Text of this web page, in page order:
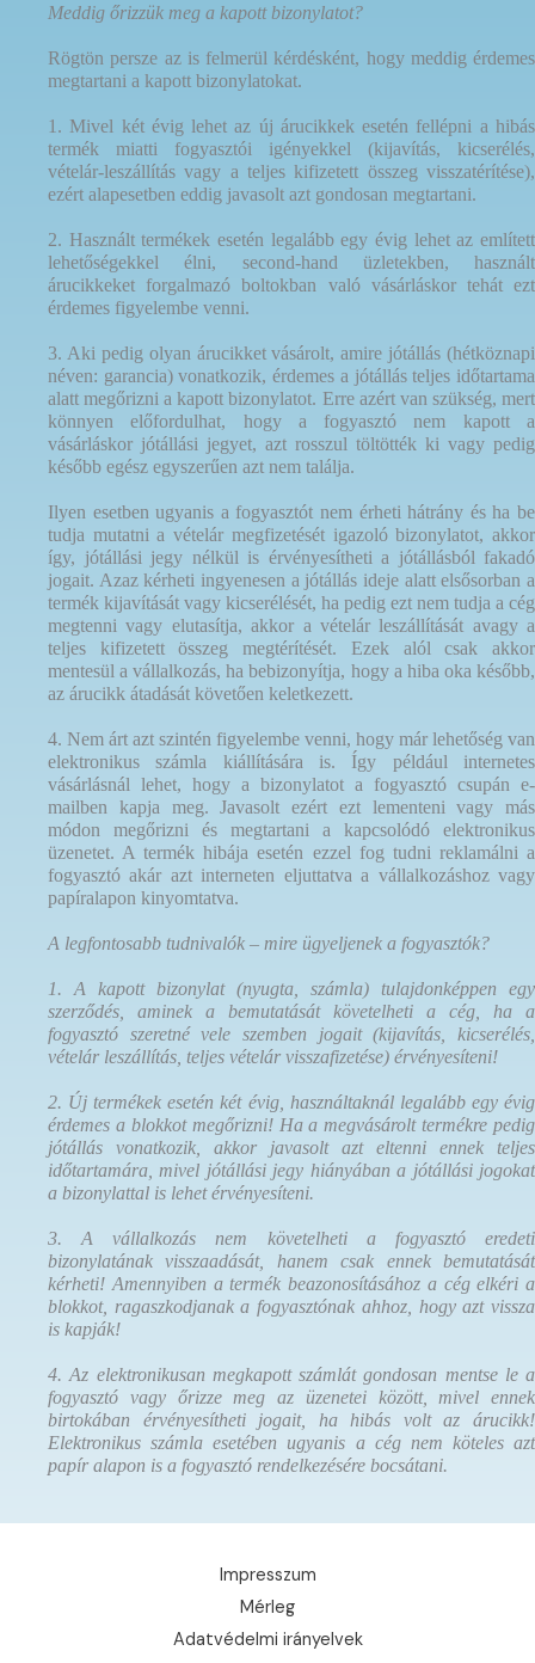
Meddig őrizzük meg a kapott bizonylatot?
Rögtön persze az is felmerül kérdésként, hogy meddig érdemes
megtartani a kapott bizonylatokat.
1. Mivel két évig lehet az új árucikkek esetén fellépni a hibás
termék miatti fogyasztói igényekkel (kijavítás, kicserélés,
vételár-leszállítás vagy a teljes kifizetett összeg visszatérítése),
ezért alapesetben eddig javasolt azt gondosan megtartani.
2. Használt termékek esetén legalább egy évig lehet az említett
lehetőségekkel élni, second-hand üzletekben, használt
árucikkeket forgalmazó boltokban való vásárláskor tehát ezt
érdemes figyelembe venni.
3. Aki pedig olyan árucikket vásárolt, amire jótállás (hétköznapi
néven: garancia) vonatkozik, érdemes a jótállás teljes időtartama
alatt megőrizni a kapott bizonylatot. Erre azért van szükség, mert
könnyen előfordulhat, hogy a fogyasztó nem kapott a
vásárláskor jótállási jegyet, azt rosszul töltötték ki vagy pedig
később egész egyszerűen azt nem találja.
Ilyen esetben ugyanis a fogyasztót nem érheti hátrány és ha be
tudja mutatni a vételár megfizetését igazoló bizonylatot, akkor
így, jótállási jegy nélkül is érvényesítheti a jótállásból fakadó
jogait. Azaz kérheti ingyenesen a jótállás ideje alatt elsősorban a
termék kijavítását vagy kicserélését, ha pedig ezt nem tudja a cég
megtenni vagy elutasítja, akkor a vételár leszállítását avagy a
teljes kifizetett összeg megtérítését. Ezek alól csak akkor
mentesül a vállalkozás, ha bebizonyítja, hogy a hiba oka később,
az árucikk átadását követően keletkezett.
4. Nem árt azt szintén figyelembe venni, hogy már lehetőség van
elektronikus számla kiállítására is. Így például internetes
vásárlásnál lehet, hogy a bizonylatot a fogyasztó csupán e-
mailben kapja meg. Javasolt ezért ezt lementeni vagy más
módon megőrizni és megtartani a kapcsolódó elektronikus
üzenetet. A termék hibája esetén ezzel fog tudni reklamálni a
fogyasztó akár azt interneten eljuttatva a vállalkozáshoz vagy
papíralapon kinyomtatva.
A legfontosabb tudnivalók – mire ügyeljenek a fogyasztók?
1. A kapott bizonylat (nyugta, számla) tulajdonképpen egy
szerződés, aminek a bemutatását követelheti a cég, ha a
fogyasztó szeretné vele szemben jogait (kijavítás, kicserélés,
vételár leszállítás, teljes vételár visszafizetése) érvényesíteni!
2. Új termékek esetén két évig, használtaknál legalább egy évig
érdemes a blokkot megőrizni! Ha a megvásárolt termékre pedig
jótállás vonatkozik, akkor javasolt azt eltenni ennek teljes
időtartamára, mivel jótállási jegy hiányában a jótállási jogokat
a bizonylattal is lehet érvényesíteni.
3. A vállalkozás nem követelheti a fogyasztó eredeti
bizonylatának visszaadását, hanem csak ennek bemutatását
kérheti! Amennyiben a termék beazonosításához a cég elkéri a
blokkot, ragaszkodjanak a fogyasztónak ahhoz, hogy azt vissza
is kapják!
4. Az elektronikusan megkapott számlát gondosan mentse le a
fogyasztó vagy őrizze meg az üzenetei között, mivel ennek
birtokában érvényesítheti jogait, ha hibás volt az árucikk!
Elektronikus számla esetében ugyanis a cég nem köteles azt
papír alapon is a fogyasztó rendelkezésére bocsátani.
Impresszum
Mérleg
Adatvédelmi irányelvek